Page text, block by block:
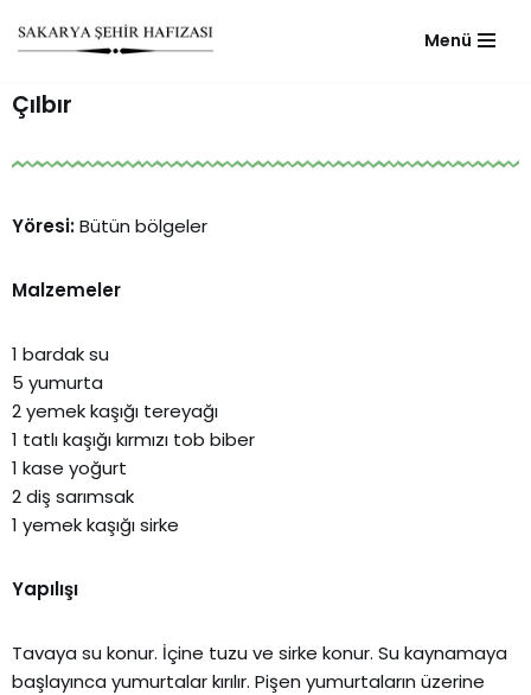
to
content
Menü
Çılbır
Yöresi:Bütün bölgeler
Malzemeler
1 bardak su
5 yumurta
2 yemek kaşığı tereyağı
1 tatlı kaşığı kırmızı tob biber
1 kase yoğurt
2 diş sarımsak
1 yemek kaşığı sirke
Yapılışı
Tavaya su konur. İçine tuzu ve sirke konur. Su kaynamaya
başlayınca yumurtalar kırılır. Pişen yumurtaların üzerine